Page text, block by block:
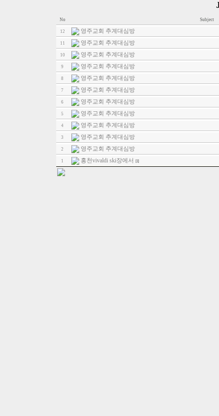
No Subject
12 영주교회 추계대심방
11 영주교회 추계대심방
10 영주교회 추계대심방
9 영주교회 추계대심방
8 영주교회 추계대심방
7 영주교회 추계대심방
6 영주교회 추계대심방
5 영주교회 추계대심방
4 영주교회 추계대심방
3 영주교회 추계대심방
2 영주교회 추계대심방
1 홍천vivaldi ski장에서 [1]